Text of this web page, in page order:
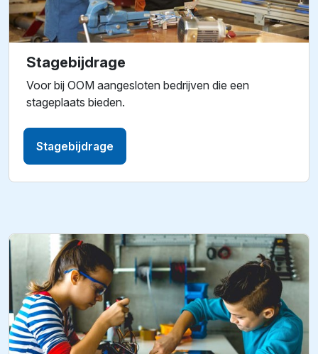
Stagebijdrage
Voor bij OOM aangesloten bedrijven die een
stageplaats bieden.
Stagebijdrage